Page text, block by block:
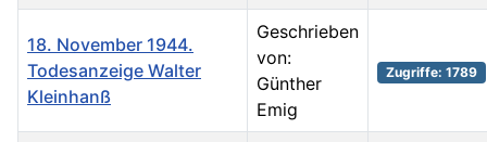
18. November 1944.
Todesanzeige Walter
Kleinhanß
Geschrieben
von:
Günther
Emig
Zugriffe: 1789